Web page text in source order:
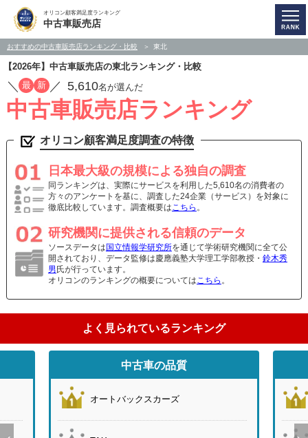
オリコン顧客満足度ランキング
中古車販売店
おすすめの中古車販売店ランキング・比較 東北
【2026年】中古車販売店の東北ランキング・比較
／ 最 新 ／ 5,610名が選んだ
中古車販売店ランキング
オリコン顧客満足度調査の特徴
日本最大級の規模による独自の調査
同ランキングは、実際にサービスを利用した5,610名の消費者の
方々のアンケートを基に、調査した24企業（サービス）を対象に
徹底比較しています。調査概要はこちら 。
研究機関に提供される信頼のデータ
ソースデータは 国立情報学研究所を通じて学術研究機関に全て公
開されており、データ監修は慶應義塾大学理工学部教授・ 鈴木秀
男 氏が行っています。
オリコンのランキングの概要についてはこちら 。
よく見られているランキング
中古車の品質
オートバックスカーズ